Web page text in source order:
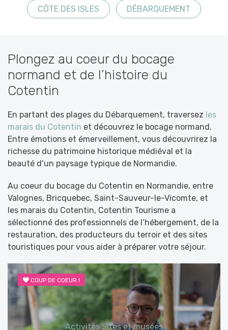
CÔTE DES ISLES DÉBARQUEMENT
Plongez au coeur du bocage
normand et de l’histoire du
Cotentin
En partant des plages du Débarquement, traversez les
marais du Cotentin et découvrez le bocage normand.
Entre émotions et émerveillement, vous découvrirez la
richesse du patrimoine historique médiéval et la
beauté d’un paysage typique de Normandie.
Au coeur du bocage du Cotentin en Normandie, entre
Valognes, Bricquebec, Saint-Sauveur-le-Vicomte, et
les marais du Cotentin, Cotentin Tourisme a
sélectionné des professionnels de l’hébergement, de la
restauration, des producteurs du terroir et des sites
touristiques pour vous aider à préparer votre séjour.
COUP DE COEUR !
Activités Sites et musées